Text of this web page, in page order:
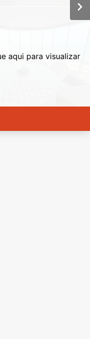
aqui para visualizar